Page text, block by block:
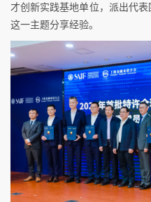
才创新实践基地单位，派出代
这一主题分享经验。